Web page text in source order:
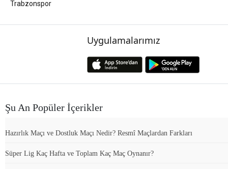
Trabzonspor
Uygulamalarımız
Şu An Popüler İçerikler
Hazırlık Maçı ve Dostluk Maçı Nedir? Resmî Maçlardan Farkları
Süper Lig Kaç Hafta ve Toplam Kaç Maç Oynanır?